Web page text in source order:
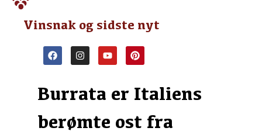
Vinsnak og sidste nyt
Burrata er Italiens
berømte ost fra